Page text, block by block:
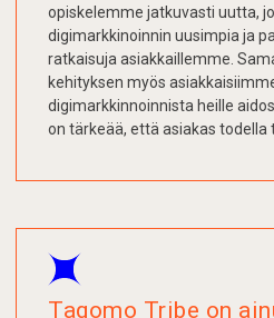
opiskelemme jatkuvasti uutta,
digimarkkinoinnin uusimpia ja
ratkaisuja asiakkaillemme.
kehityksen myös
digimarkkinnoinnista heille
on tärkeää, että asiakas todella
Tagomo Tribe on